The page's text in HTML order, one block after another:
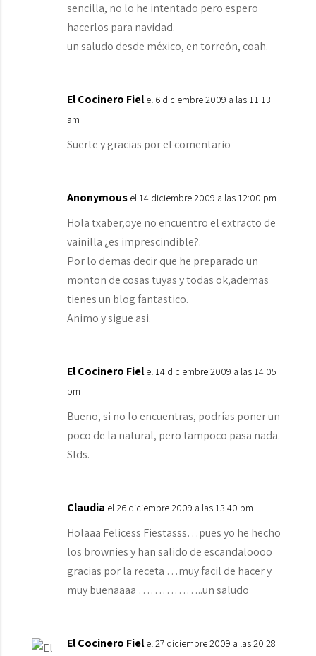
sencilla, no lo he intentado pero espero
hacerlos para navidad.
un saludo desde méxico, en torreón, coah.
El Cocinero Fiel el 6 diciembre 2009 a las 11:13
am
Suerte y gracias por el comentario
Anonymous el 14 diciembre 2009 a las 12:00 pm
Hola txaber,oye no encuentro el extracto de
vainilla ¿es imprescindible?.
Por lo demas decir que he preparado un
monton de cosas tuyas y todas ok,ademas
tienes un blog fantastico.
Animo y sigue asi.
El Cocinero Fiel el 14 diciembre 2009 a las 14:05
pm
Bueno, si no lo encuentras, podrías poner un
poco de la natural, pero tampoco pasa nada.
Slds.
Claudia el 26 diciembre 2009 a las 13:40 pm
Holaaa Felicess Fiestasss…pues yo he hecho
los brownies y han salido de escandaloooo
gracias por la receta …muy facil de hacer y
muy buenaaaa ……………..un saludo
El Cocinero Fiel el 27 diciembre 2009 a las 20:28